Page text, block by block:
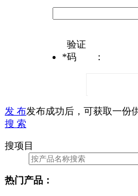
*
验证
码
：
发 布发布成功后，可获取一份
搜 索
搜项目
热门产品：